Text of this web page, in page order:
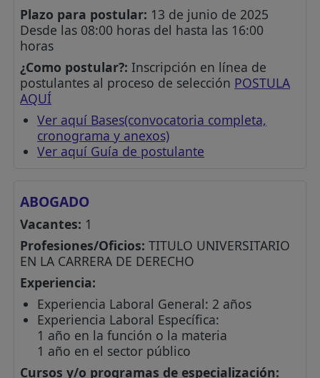
Plazo para postular: 13 de junio de 2025
Desde las 08:00 horas del hasta las 16:00
horas
¿Como postular?: Inscripción en línea de
postulantes al proceso de selección POSTULA
AQUÍ
Ver aquí Bases(convocatoria completa,
cronograma y anexos)
Ver aquí Guía de postulante
ABOGADO
Vacantes: 1
Profesiones/Oficios: TITULO UNIVERSITARIO
EN LA CARRERA DE DERECHO
Experiencia:
Experiencia Laboral General: 2 años
Experiencia Laboral Específica:
1 año en la función o la materia
1 año en el sector público
Cursos y/o programas de especialización: